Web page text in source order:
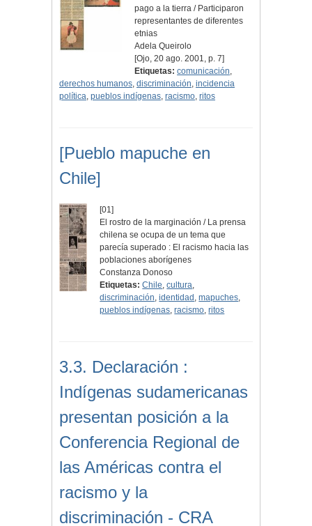
pago a la tierra / Participaron
representantes de diferentes
etnias
Adela Queirolo
[Ojo, 20 ago. 2001, p. 7]
Etiquetas: comunicación,
derechos humanos, discriminación, incidencia
política, pueblos indígenas, racismo, ritos
[Pueblo mapuche en
Chile]
[01]
El rostro de la marginación / La prensa
chilena se ocupa de un tema que
parecía superado : El racismo hacia las
poblaciones aborígenes
Constanza Donoso
Etiquetas: Chile,cultura,
discriminación,identidad ,mapuches,
pueblos indígenas,racismo,ritos
3.3. Declaración :
Indígenas sudamericanas
presentan posición a la
Conferencia Regional de
las Américas contra el
racismo y la
discriminación - CRA